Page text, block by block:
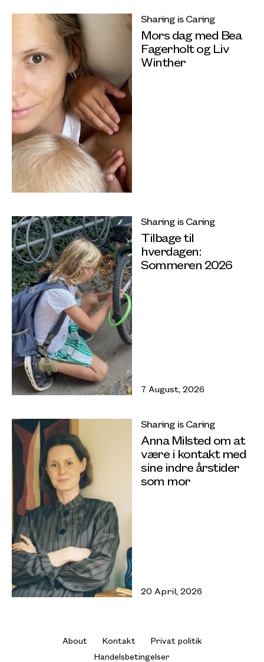
Sharing is Caring
Mors dag med Bea
Fagerholt og Liv
Winther
Sharing is Caring
Tilbage til
hverdagen:
Sommeren 2026
7 August, 2026
Sharing is Caring
Anna Milsted om at
være i kontakt med
sine indre årstider
som mor
20 April, 2026
About Kontakt
Privat politik
Handelsbetingelser